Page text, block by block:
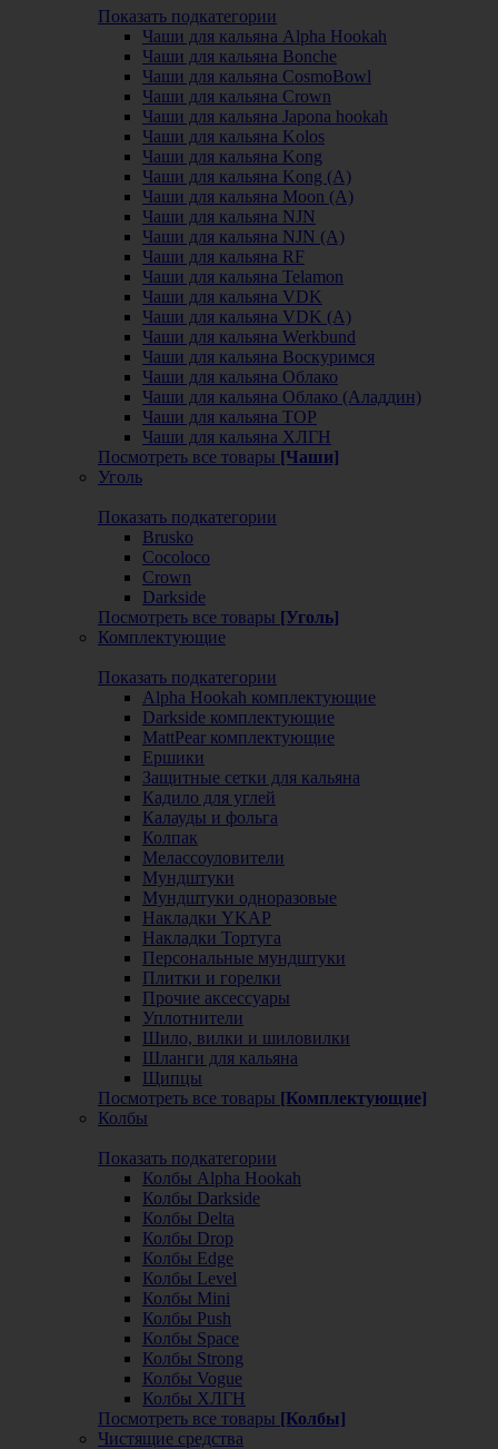
Показать подкатегории
Чаши для кальяна Alpha Hookah
Чаши для кальяна Bonche
Чаши для кальяна CosmoBowl
Чаши для кальяна Crown
Чаши для кальяна Japona hookah
Чаши для кальяна Kolos
Чаши для кальяна Kong
Чаши для кальяна Kong (A)
Чаши для кальяна Moon (А)
Чаши для кальяна NJN
Чаши для кальяна NJN (А)
Чаши для кальяна RF
Чаши для кальяна Telamon
Чаши для кальяна VDK
Чаши для кальяна VDK (А)
Чаши для кальяна Werkbund
Чаши для кальяна Воскуримся
Чаши для кальяна Облако
Чаши для кальяна Облако (Аладдин)
Чаши для кальяна ТОР
Чаши для кальяна ХЛГН
Посмотреть все товары [Чаши]
Уголь
Показать подкатегории
Brusko
Cocoloco
Crown
Darkside
Посмотреть все товары [Уголь]
Комплектующие
Показать подкатегории
Alpha Hookah комплектующие
Darkside комплектующие
MattPear комплектующие
Ершики
Защитные сетки для кальяна
Кадило для углей
Калауды и фольга
Колпак
Мелассоуловители
Мундштуки
Мундштуки одноразовые
Накладки YKAP
Накладки Тортуга
Персональные мундштуки
Плитки и горелки
Прочие аксессуары
Уплотнители
Шило, вилки и шиловилки
Шланги для кальяна
Щипцы
Посмотреть все товары [Комплектующие]
Колбы
Показать подкатегории
Колбы Alpha Hookah
Колбы Darkside
Колбы Delta
Колбы Drop
Колбы Edge
Колбы Level
Колбы Mini
Колбы Push
Колбы Space
Колбы Strong
Колбы Vogue
Колбы ХЛГН
Посмотреть все товары [Колбы]
Чистящие средства